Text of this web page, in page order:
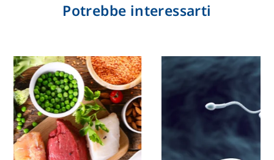
Potrebbe interessarti